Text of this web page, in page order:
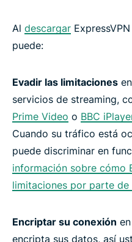
Al descargar
puede:
Evadir las limitaciones
servicios de streaming,
Prime Video o BBC
Cuando su tráfico está
puede discriminar en
información sobre cómo
limitaciones por parte de
Encriptar su conexión
encripta sus datos, así